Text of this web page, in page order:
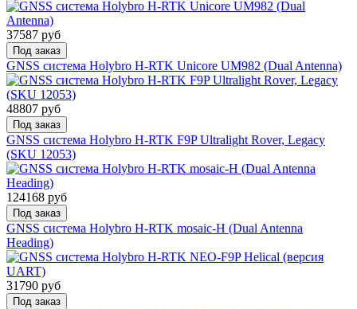
37587 руб
Под заказ
GNSS система Holybro H-RTK Unicore UM982 (Dual Antenna)
48807 руб
Под заказ
GNSS система Holybro H-RTK F9P Ultralight Rover, Legacy
(SKU 12053)
124168 руб
Под заказ
GNSS система Holybro H-RTK mosaic-H (Dual Antenna
Heading)
31790 руб
Под заказ